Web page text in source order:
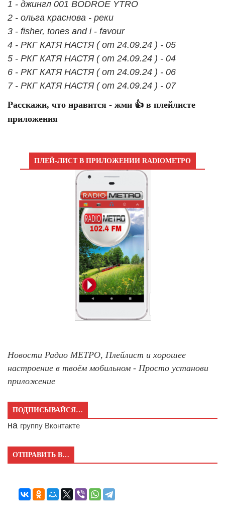
1 - джингл 001 BODROE YTRO
2 - ольга краснова - реки
3 - fisher, tones and i - favour
4 - РКГ КАТЯ НАСТЯ ( от 24.09.24 ) - 05
5 - РКГ КАТЯ НАСТЯ ( от 24.09.24 ) - 04
6 - РКГ КАТЯ НАСТЯ ( от 24.09.24 ) - 06
7 - РКГ КАТЯ НАСТЯ ( от 24.09.24 ) - 07
Расскажи, что нравится - жми 👍 в плейлисте
приложения
ПЛЕЙ-ЛИСТ В ПРИЛОЖЕНИИ RADIOМЕТРО
Новости Радио МЕТРО, Плейлист и хорошее
настроение в твоём мобильном - Просто установи
приложение
ПОДПИСЫВАЙСЯ…
на группу Вконтакте
ОТПРАВИТЬ В…